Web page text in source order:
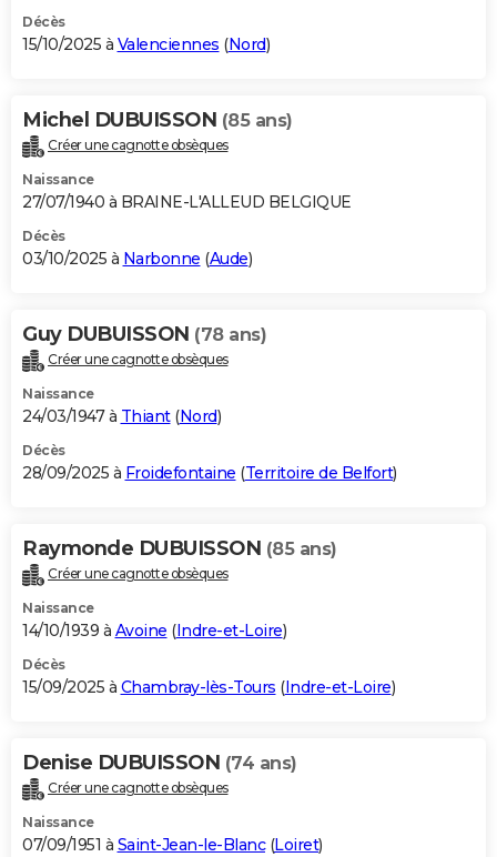
Décès
15/10/2025 à Valenciennes (Nord)
Michel DUBUISSON (85 ans)
Créer une cagnotte obsèques
Naissance
27/07/1940 à BRAINE-L'ALLEUD BELGIQUE
Décès
03/10/2025 à Narbonne (Aude)
Guy DUBUISSON (78 ans)
Créer une cagnotte obsèques
Naissance
24/03/1947 à Thiant(Nord)
Décès
28/09/2025 à Froidefontaine (Territoire de Belfort)
Raymonde DUBUISSON (85 ans)
Créer une cagnotte obsèques
Naissance
14/10/1939 à Avoine (Indre-et-Loire)
Décès
15/09/2025 à Chambray-lès-Tours (Indre-et-Loire)
Denise DUBUISSON (74 ans)
Créer une cagnotte obsèques
Naissance
07/09/1951 à Saint-Jean-le-Blanc(Loiret)